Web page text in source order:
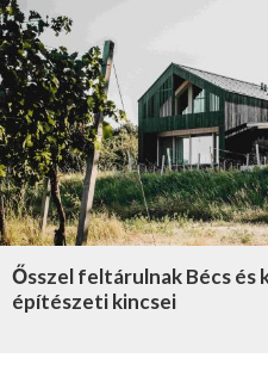
Ősszel feltárulnak Bécs és
építészeti kincsei